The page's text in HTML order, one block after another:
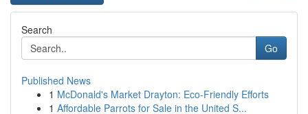
Search
Go
Published News
1 McDonald's Market Drayton: Eco-Friendly Efforts
1 Affordable Parrots for Sale in the United S...